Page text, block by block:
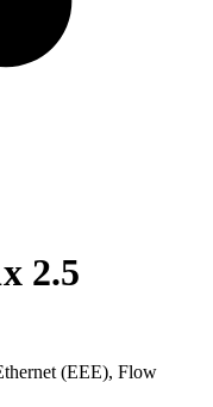
2.5
(EEE), Flow